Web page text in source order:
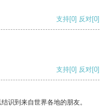
支持[0] 反对[0]
支持[0] 反对[0]
识到来自世界各地的朋友。